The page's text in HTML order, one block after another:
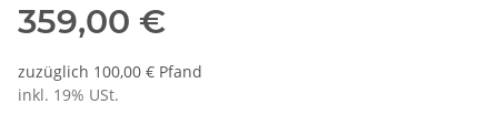
359,00 €
zuzüglich 100,00 € Pfand
inkl. 19% USt.